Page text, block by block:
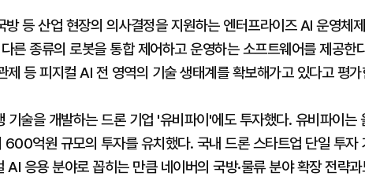
방 등 산업 현장의 의사결정을 지원하는 엔터프라이즈 AI 운영체
른 종류의 로봇을 통합 제어하고 운영하는 소프트웨어를 제공한
제 등 피지컬 AI 전 영역의 기술 생태계를 확보해가고 있다고 평
기술을 개발하는 드론 기업 '유비파이'에도 투자했다. 유비파이는
억원 규모의 투자를 유치했다. 국내 드론 스타트업 단일 투자
응용 분야로 꼽히는 만큼 네이버의 국방·물류 분야 확장 전략